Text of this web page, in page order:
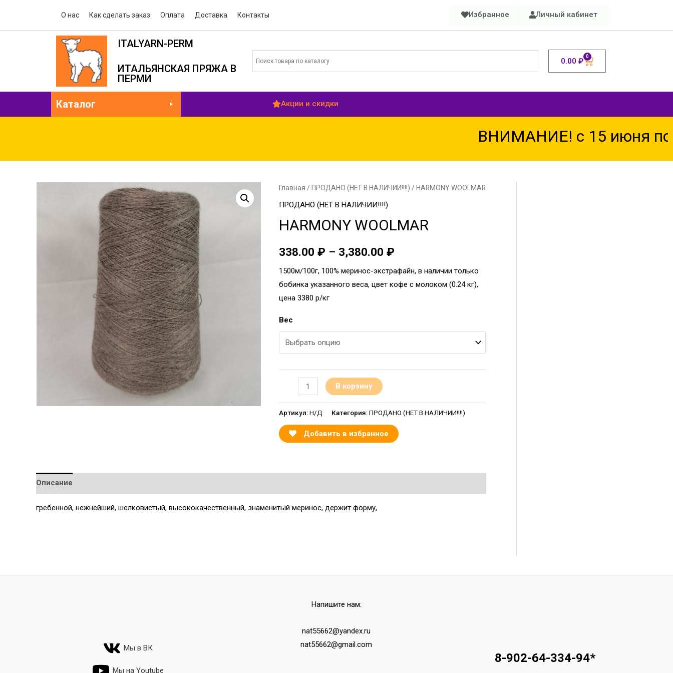
О нас Как сделать заказ Оплата Доставка Контакты Избранное Личный кабинет
ITALYARN-PERM
ИТАЛЬЯНСКАЯ ПРЯЖА В
ПЕРМИ
0.00 ₽ 0
Каталог Акции и скидки
ВНИМАНИЕ! с 15 июня по
Главная / ПРОДАНО (НЕТ В НАЛИЧИИ!!!!) / HARMONY WOOLMAR
ПРОДАНО (НЕТ В НАЛИЧИИ!!!!)
HARMONY WOOLMAR
338.00₽ – 3,380.00₽
1500м/100г, 100% меринос-экстрафайн, в наличии только
бобинка указанного веса, цвет кофе с молоком (0.24 кг),
цена 3380 р/кг
Вес
В корзину
Артикул:Н/Д Категория:ПРОДАНО (НЕТ В НАЛИЧИИ!!!!)
Добавить в избранное
Описание
гребенной, нежнейший, шелковистый, высококачественный, знаменитый меринос, держит форму,
Мы в ВК
Мы на Youtube
Напишите нам:
nat55662@yandex.ru
nat55662@gmail.com
8-902-64-334-94*